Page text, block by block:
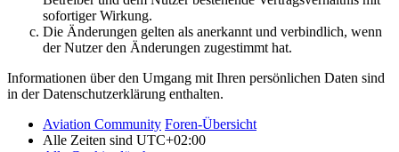
sofortiger Wirkung.
Die Änderungen gelten als anerkannt und verbindlich, wenn
der Nutzer den Änderungen zugestimmt hat.
Informationen über den Umgang mit Ihren persönlichen Daten sind
in der Datenschutzerklärung enthalten.
Aviation Community Foren-Übersicht
Alle Zeiten sind UTC+02:00